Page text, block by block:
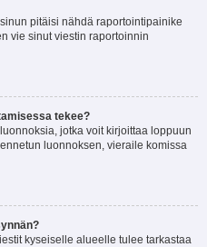
pitäisi nähdä raportointipainike
vie sinut viestin raportoinnin
tekee?
jotka voit kirjoittaa loppuun
luonnoksen, vieraile komissa
kyseiselle alueelle tulee tarkastaa